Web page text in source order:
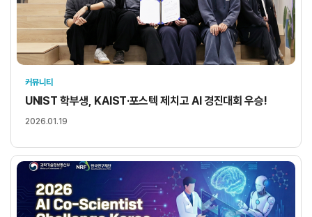
커뮤니티
UNIST 학부생, KAIST·포스텍 제치고 AI 경진대회 우승!
2026.01.19